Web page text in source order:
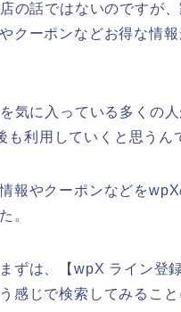
の話ではないのですが
クーポンなどお得な情
気に入っている多くの
も利用していくと思うん
報やクーポンなどを
。
ずは、【wpX ライン登
感じで検索してみること